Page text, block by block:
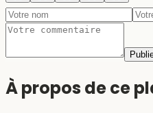
À propos de ce